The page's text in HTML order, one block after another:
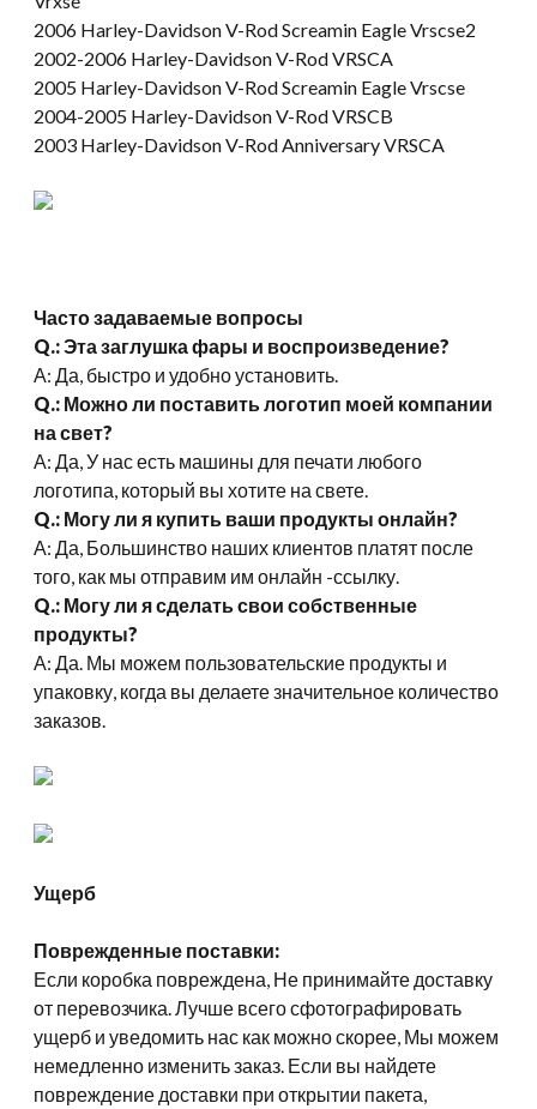
2006 Harley-Davidson V-Rod Screamin Eagle Vrscse2
2002-2006 Harley-Davidson V-Rod VRSCA
2005 Harley-Davidson V-Rod Screamin Eagle Vrscse
2004-2005 Harley-Davidson V-Rod VRSCB
2003 Harley-Davidson V-Rod Anniversary VRSCA
Часто задаваемые вопросы
Q.: Эта заглушка фары и воспроизведение?
А: Да, быстро и удобно установить.
Q.: Можно ли поставить логотип моей компании
на свет?
А: Да, У нас есть машины для печати любого
логотипа, который вы хотите на свете.
Q.: Могу ли я купить ваши продукты онлайн?
А: Да, Большинство наших клиентов платят после
того, как мы отправим им онлайн -ссылку.
Q.: Могу ли я сделать свои собственные
продукты?
А: Да. Мы можем пользовательские продукты и
упаковку, когда вы делаете значительное количество
заказов.
Ущерб
Поврежденные поставки:
Если коробка повреждена, Не принимайте доставку
от перевозчика. Лучше всего сфотографировать
ущерб и уведомить нас как можно скорее, Мы можем
немедленно изменить заказ. Если вы найдете
повреждение доставки при открытии пакета,